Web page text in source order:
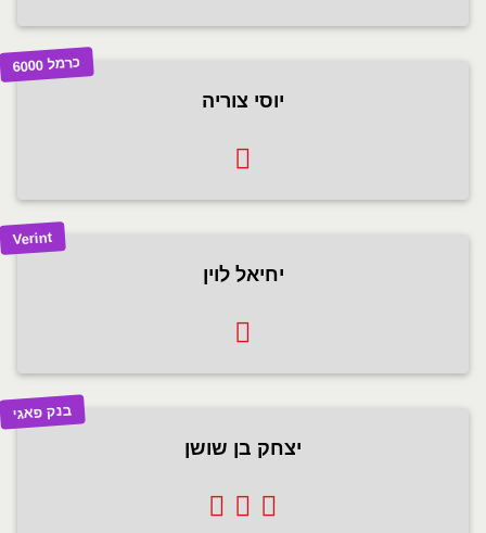
יוסי צוריה
כרמל 6000
יחיאל לוין
Verint
יצחק בן שושן
בנק פאגי